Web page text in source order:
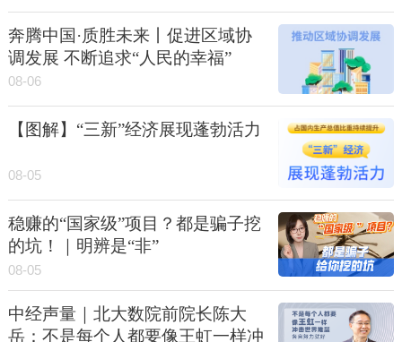
奔腾中国·质胜未来丨促进区域协
调发展 不断追求“人民的幸福”
08-06
【图解】“三新”经济展现蓬勃活力
08-05
稳赚的“国家级”项目？都是骗子挖
的坑！｜明辨是“非”
08-05
中经声量｜北大数院前院长陈大
岳：不是每个人都要像王虹一样冲